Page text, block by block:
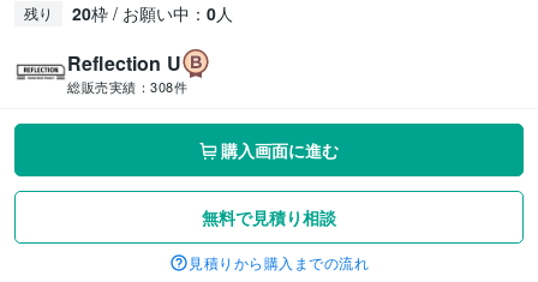
残り 20枠 / お願い中： 0人
Reflection U
総販売実績： 308件
購入画面に進む
無料で見積り相談
見積りから購入までの流れ